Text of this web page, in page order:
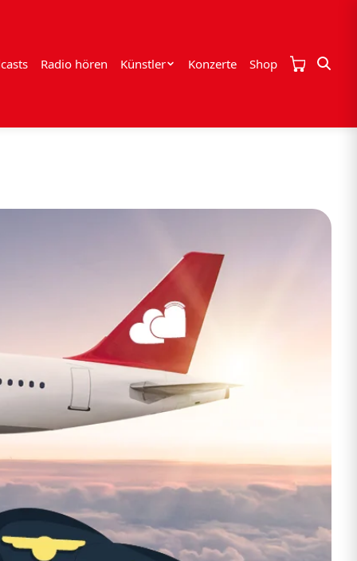
Radio hören Künstler Konzerte Shop